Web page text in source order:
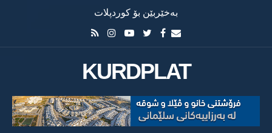
بەخێربێن بۆ کوردپلات
KURDPLAT